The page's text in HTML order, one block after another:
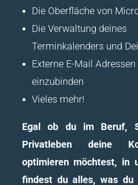
Die Oberfläche von
Die Verwaltung deines
Terminkalenders und
Externe E-Mail
einzubinden
Vieles mehr!
Egal ob du im Beruf,
Privatleben deine
optimieren möchtest, in
findest du alles, was du